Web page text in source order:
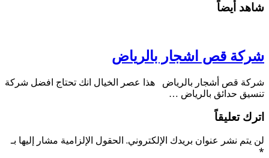
شاهد أيضاً
شركة قص اشجار بالرياض
شركة قص أشجار بالرياض هذا عصر الخيال انك تحتاج افضل شركة
تنسيق حدائق بالرياض …
اترك تعليقاً
لن يتم نشر عنوان بريدك الإلكتروني. الحقول الإلزامية مشار إليها بـ
*